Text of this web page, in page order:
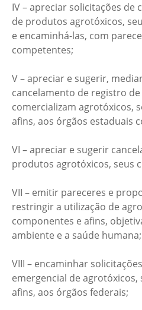
IV – apreciar solicitações de
de produtos agrotóxicos,
e encaminhá-las, com
competentes;
V – apreciar e sugerir,
cancelamento de registro
comercializam agrotóxicos,
afins, aos órgãos estaduais
VI – apreciar e sugerir
produtos agrotóxicos, seus
VII – emitir pareceres e
restringir a utilização de
componentes e afins,
ambiente e a saúde humana;
VIII – encaminhar
emergencial de agrotóxicos,
afins, aos órgãos federais;